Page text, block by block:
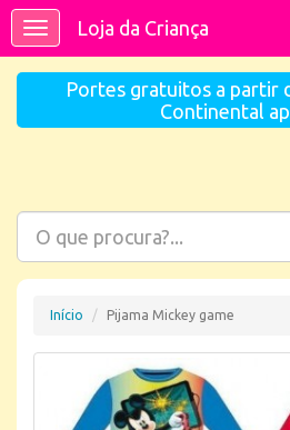
ToggleLoja da Criança
Portes gratuitos a partir
Continental
Início Pijama Mickey game